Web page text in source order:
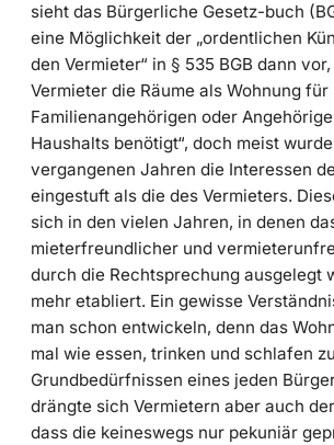
sieht das Bürgerliche Gesetz-buch
eine Möglichkeit der „ordentlichen
den Vermieter“ in § 535 BGB dann
Vermieter die Räume als Wohnung für
Familienangehörigen oder
Haushalts benötigt“, doch meist
vergangenen Jahren die Interessen
eingestuft als die des Vermieters.
sich in den vielen Jahren, in denen
mieterfreundlicher und
durch die Rechtsprechung ausgelegt
mehr etabliert. Ein gewisse
man schon entwickeln, denn das
mal wie essen, trinken und schlafen
Grundbedürfnissen eines jeden
drängte sich Vermietern aber auch
dass die keineswegs nur pekuniär